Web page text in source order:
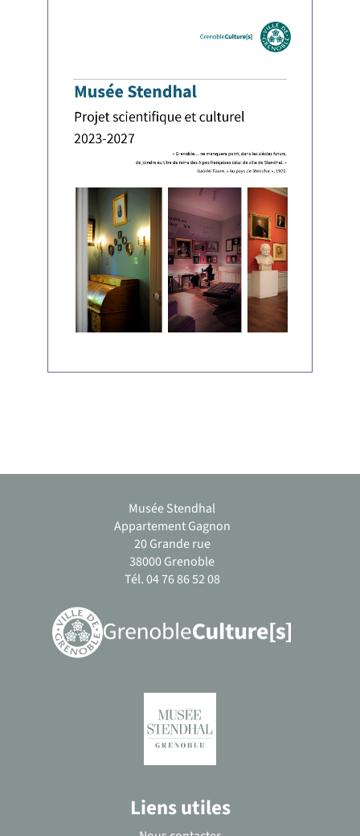
Musée Stendhal
Appartement Gagnon
20 Grande rue
38000 Grenoble
Tél. 04 76 86 52 08
Liens utiles